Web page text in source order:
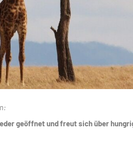
geöffnet und freut sich über